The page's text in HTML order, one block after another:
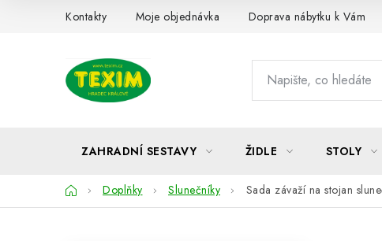
Kontakty Moje objednávka Doprava nábytku k Vám
ZAHRADNÍ SESTAVY ŽIDLE STOLY
DomůDoplňky Slunečníky Sada závaží na stojan